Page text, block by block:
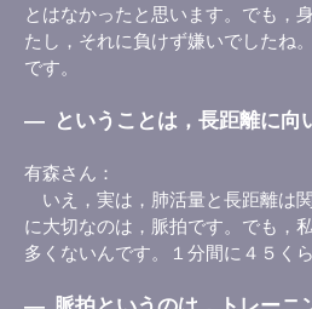
とはなかったと思います。でも，
たし，それに負けず嫌いでしたね
です。
― ということは，長距離に向
有森さん
いえ，実は，肺活量と長距離は
に大切なのは，脈拍です。でも，
多くないんです。１分間に４５くら